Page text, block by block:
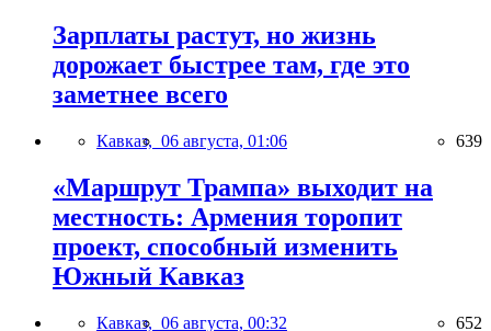
Зарплаты растут, но жизнь
дорожает быстрее там, где это
заметнее всего
Кавказ, 06 августа, 01:06 639
«Маршрут Трампа» выходит на
местность: Армения торопит
проект, способный изменить
Южный Кавказ
Кавказ, 06 августа, 00:32 652